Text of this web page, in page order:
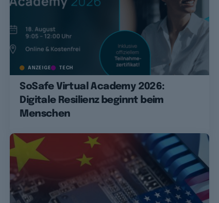
ANZEIGE TECH
SoSafe Virtual Academy 2026:
Digitale Resilienz beginnt beim
Menschen